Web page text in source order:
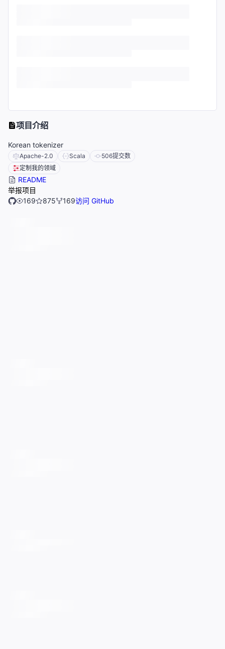
项目介绍
Korean tokenizer
Apache-2.0 Scala 506提交数
定制我的领域
README
举报项目
169
875 169访问 GitHub